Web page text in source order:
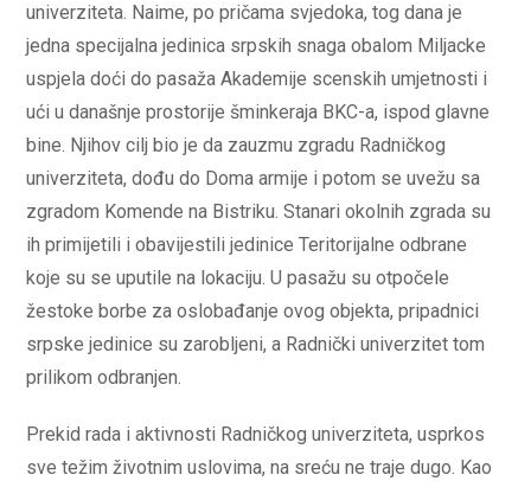
univerziteta. Naime, po pričama svjedoka, tog dana je
jedna specijalna jedinica srpskih snaga obalom Miljacke
uspjela doći do pasaža Akademije scenskih umjetnosti i
ući u današnje prostorije šminkeraja BKC-a, ispod glavne
bine. Njihov cilj bio je da zauzmu zgradu Radničkog
univerziteta, dođu do Doma armije i potom se uvežu sa
zgradom Komende na Bistriku. Stanari okolnih zgrada su
ih primijetili i obavijestili jedinice Teritorijalne odbrane
koje su se uputile na lokaciju. U pasažu su otpočele
žestoke borbe za oslobađanje ovog objekta, pripadnici
srpske jedinice su zarobljeni, a Radnički univerzitet tom
prilikom odbranjen.
Prekid rada i aktivnosti Radničkog univerziteta, usprkos
sve težim životnim uslovima, na sreću ne traje dugo. Kao